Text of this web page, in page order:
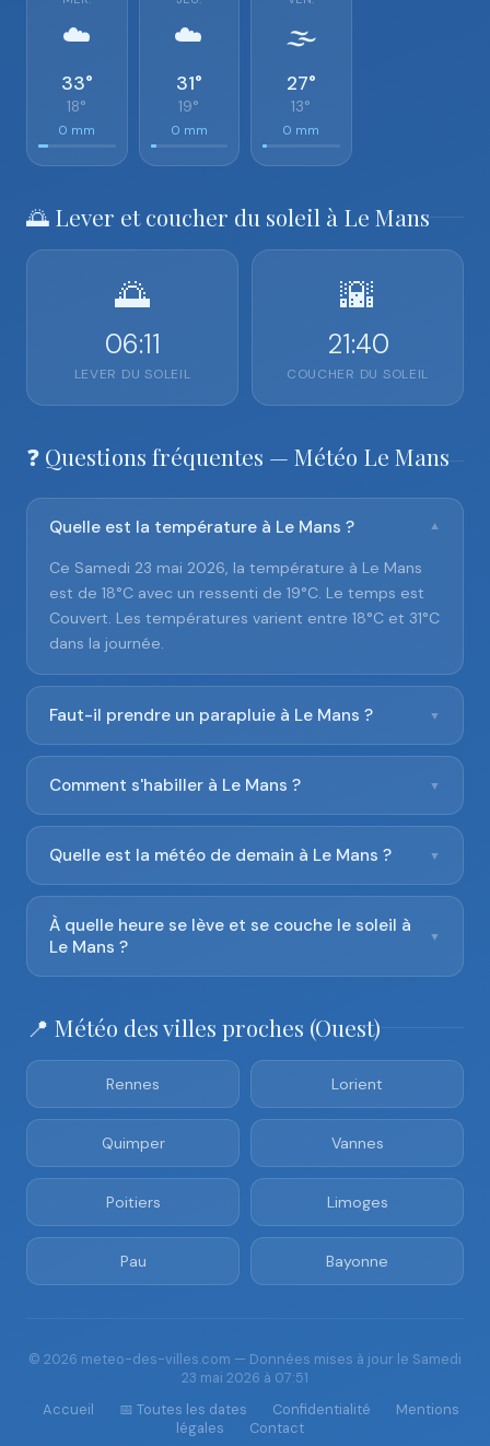
☁️
33°
18°
0 mm
☁️
31°
19°
0 mm
🌫️
27°
13°
0 mm
🌅 Lever et coucher du soleil à Le Mans
🌅
06:11
LEVER DU SOLEIL
🌇
21:40
COUCHER DU SOLEIL
❓ Questions fréquentes — Météo Le Mans
Quelle est la température à Le Mans ? ▼
Ce Samedi 23 mai 2026, la température à Le Mans
est de 18°C avec un ressenti de 19°C. Le temps est
Couvert. Les températures varient entre 18°C et 31°C
dans la journée.
Faut-il prendre un parapluie à Le Mans ? ▼
Comment s'habiller à Le Mans ? ▼
Quelle est la météo de demain à Le Mans ? ▼
À quelle heure se lève et se couche le soleil à
Le Mans ?
▼
📍 Météo des villes proches (Ouest)
Rennes Lorient
Quimper Vannes
Poitiers Limoges
Pau Bayonne
© 2026 meteo-des-villes.com — Données mises à jour le Samedi
23 mai 2026 à 07:51
Accueil
📅 Toutes les dates Confidentialité
Mentions
légales
Contact